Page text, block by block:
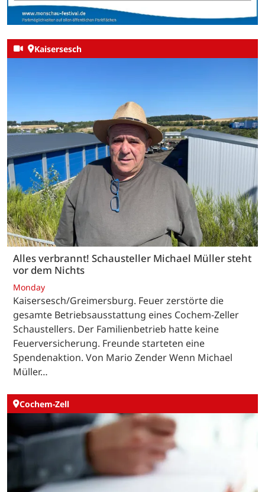
Kaisersesch
Alles verbrannt! Schausteller Michael Müller steht
vor dem Nichts
Monday
Kaisersesch/Greimersburg. Feuer zerstörte die
gesamte Betriebsausstattung eines Cochem-Zeller
Schaustellers. Der Familienbetrieb hatte keine
Feuerversicherung. Freunde starteten eine
Spendenaktion. Von Mario Zender Wenn Michael
Müller…
Cochem-Zell